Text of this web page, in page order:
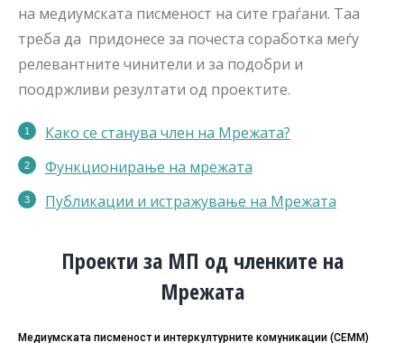
на медиумската писменост на сите граѓани. Таа
треба да придонесе за почеста соработка меѓу
релевантните чинители и за подобри и
поодржливи резултати од проектите.
Како се станува член на Мрежата?
Функционирање на мрежата
Публикации и истражување на Мрежата
Проекти за МП од членките на
Мрежата
Медиумската писменост и интеркултурните комуникации (СЕММ)